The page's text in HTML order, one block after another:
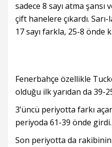
sadece 8 sayı atma
çift hanelere çıkardı.
17 sayı farkla, 25-8 önde
Fenerbahçe özellikle
olduğu ilk yarıdan da 39-
3’üncü periyotta farkı
periyoda 61-39 önde girdi.
Son periyotta da